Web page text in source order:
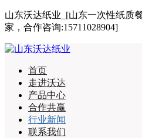
山东沃达纸业_[山东一次性纸质
家，合作咨询:15711028904]
首页
走进沃达
产品中心
合作共赢
行业新闻
联系我们